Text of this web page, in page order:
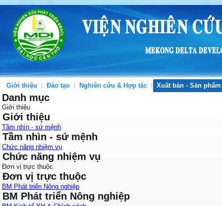
Giới thiệu Đào tạo Nghiên cứu & Hợp tác Xuất bản - Sản phẩm
Danh mục
Giới thiệu
Giới thiệu
Tầm nhìn - sứ mệnh
Tầm nhìn - sứ mệnh
Chức năng nhiệm vụ
Chức năng nhiệm vụ
Đơn vị trực thuộc
Đơn vị trực thuộc
BM Phát triển Nông nghiệp
BM Phát triển Nông nghiệp